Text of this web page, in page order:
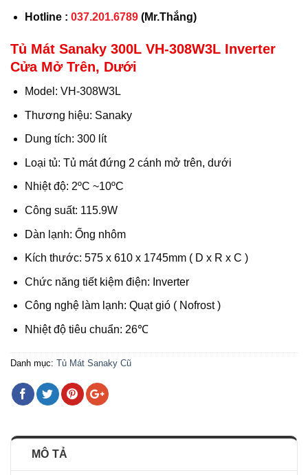
Hotline : 037.201.6789 (Mr.Thắng)
Tủ Mát Sanaky 300L VH-308W3L Inverter
Cửa Mở Trên, Dưới
Model: VH-308W3L
Thương hiệu: Sanaky
Dung tích: 300 lít
Loại tủ: Tủ mát đứng 2 cánh mở trên, dưới
Nhiệt độ: 2ºC ~10ºC
Công suất: 115.9W
Dàn lạnh: Ống nhôm
Kích thước: 575 x 610 x 1745mm ( D x R x C )
Chức năng tiết kiệm điện: Inverter
Công nghệ làm lạnh: Quạt gió ( Nofrost )
Nhiệt độ tiêu chuẩn: 26℃
Danh mục: Tủ Mát Sanaky Cũ
MÔ TẢ